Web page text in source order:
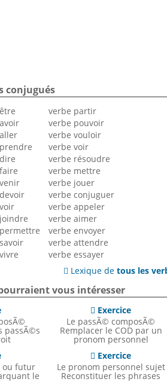
conjugués
verbe partir
verbe pouvoir
verbe vouloir
verbe voir
verbe résoudre
verbe mettre
verbe jouer
verbe conjuguer
verbe appeler
verbe aimer
verbe envoyer
verbe attendre
verbe essayer
 Lexique detous les
vous intéresser
passÃ©s
 Exercice
Le passÃ© composÃ©
Remplacer le COD par un
pronom personnel
ou futur
le
 Exercice
Le pronom personnel sujet
Reconstituer les phrases